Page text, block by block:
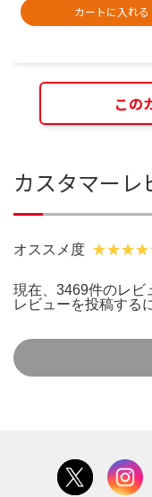
カートに入れる
この
カスタマーレ
オススメ度
現在、3469件のレビ
レビューを投稿する